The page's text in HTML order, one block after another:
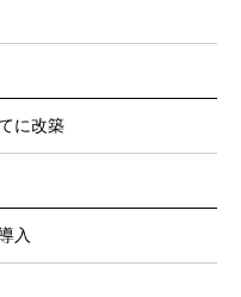
に改築
入